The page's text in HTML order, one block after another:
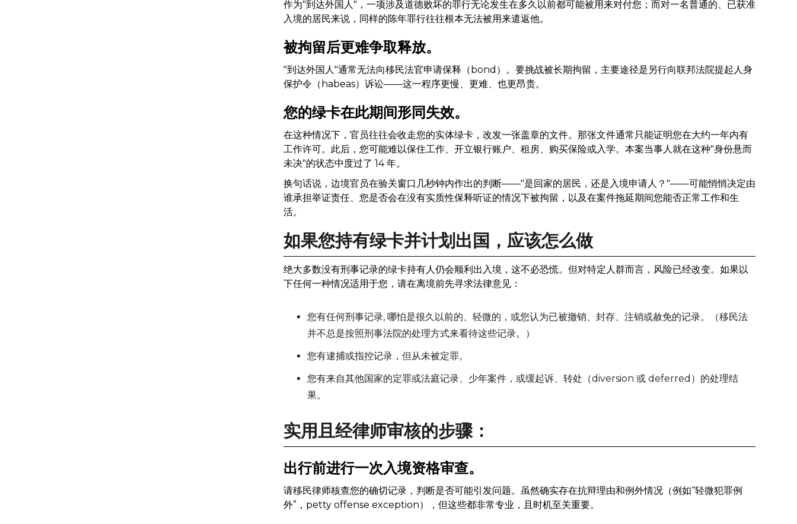
作为"到达外国人"，一项涉及道德败坏的罪行无论发生在多久以前都可能被用来对付您；而对一名普通的、已获准
入境的居民来说，同样的陈年罪行往往根本无法被用来遣返他。
被拘留后更难争取释放。
"到达外国人"通常无法向移民法官申请保释（bond）。要挑战被长期拘留，主要途径是另行向联邦法院提起人身
保护令（habeas）诉讼——这一程序更慢、更难、也更昂贵。
您的绿卡在此期间形同失效。
在这种情况下，官员往往会收走您的实体绿卡，改发一张盖章的文件。那张文件通常只能证明您在大约一年内有
工作许可。此后，您可能难以保住工作、开立银行账户、租房、购买保险或入学。本案当事人就在这种"身份悬而
未决"的状态中度过了 14 年。
换句话说，边境官员在验关窗口几秒钟内作出的判断——"是回家的居民，还是入境申请人？"——可能悄悄决定由
谁承担举证责任、您是否会在没有实质性保释听证的情况下被拘留，以及在案件拖延期间您能否正常工作和生
活。
如果您持有绿卡并计划出国，应该怎么做
绝大多数没有刑事记录的绿卡持有人仍会顺利出入境，这不必恐慌。但对特定人群而言，风险已经改变。如果以
下任何一种情况适用于您，请在离境前先寻求法律意见：
您有任何刑事记录, 哪怕是很久以前的、轻微的，或您认为已被撤销、封存、注销或赦免的记录。（移民法
并不总是按照刑事法院的处理方式来看待这些记录。）
您有逮捕或指控记录，但从未被定罪。
您有来自其他国家的定罪或法庭记录、少年案件，或缓起诉、转处（diversion 或 deferred）的处理结
果。
实用且经律师审核的步骤：
出行前进行一次入境资格审查。
请移民律师核查您的确切记录，判断是否可能引发问题。虽然确实存在抗辩理由和例外情况（例如“轻微犯罪例
外”，petty offense exception），但这些都非常专业，且时机至关重要。